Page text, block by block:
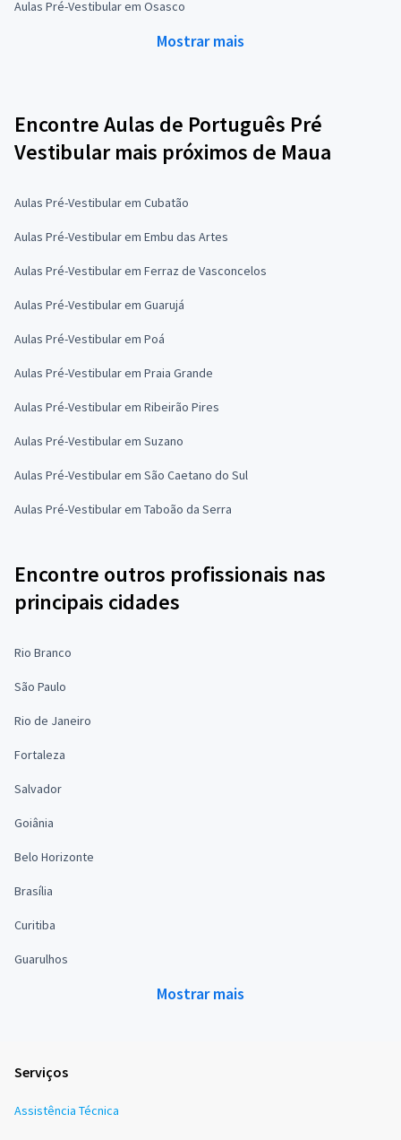
Aulas Pré-Vestibular em Osasco
Mostrar mais
Encontre Aulas de Português Pré
Vestibular mais próximos de Maua
Aulas Pré-Vestibular em Cubatão
Aulas Pré-Vestibular em Embu das Artes
Aulas Pré-Vestibular em Ferraz de Vasconcelos
Aulas Pré-Vestibular em Guarujá
Aulas Pré-Vestibular em Poá
Aulas Pré-Vestibular em Praia Grande
Aulas Pré-Vestibular em Ribeirão Pires
Aulas Pré-Vestibular em Suzano
Aulas Pré-Vestibular em São Caetano do Sul
Aulas Pré-Vestibular em Taboão da Serra
Encontre outros profissionais nas
principais cidades
Rio Branco
São Paulo
Rio de Janeiro
Fortaleza
Salvador
Goiânia
Belo Horizonte
Brasília
Curitiba
Guarulhos
Mostrar mais
Serviços
Assistência Técnica